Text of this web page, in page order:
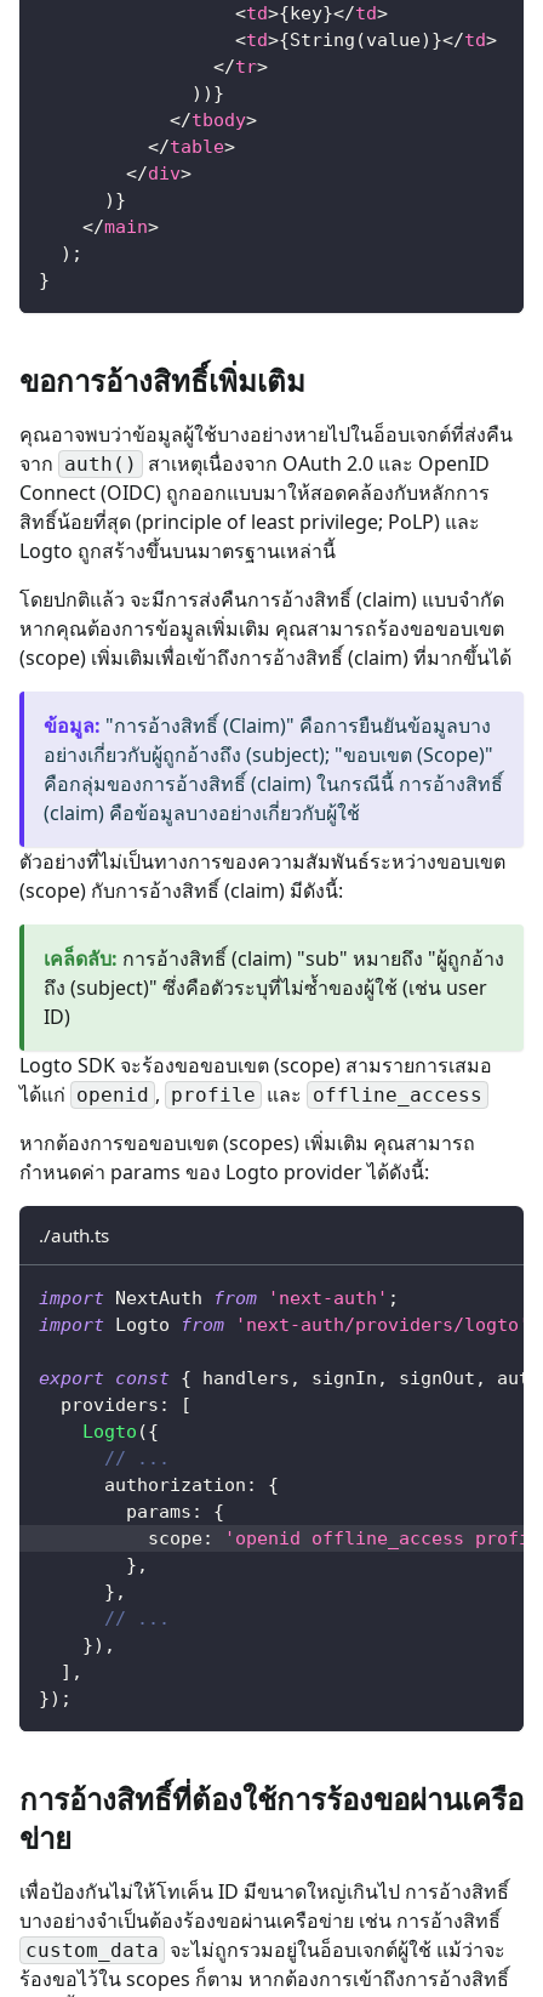
<td>{key}</td>
<td>{String (value) }</td>
</tr>
) ) }
</tbody>
</table>
</div>
) }
</main>
) ;
}
ขอการอ้างสิทธิ์เพิ่มเติม
คุณอาจพบว่าข้อมูลผู้ใช้บางอย่างหายไปในอ็อบเจกต์ที่ส่งคืน
จาก auth()
สาเหตุเนื่องจาก OAuth 2.0 และ OpenID
Connect (OIDC) ถูกออกแบบมาให้สอดคล้องกับหลักการ
สิทธิ์น้อยที่สุด (principle of least privilege; PoLP) และ
Logto ถูกสร้างขึ้นบนมาตรฐานเหล่านี้
โดยปกติแล้ว จะมีการส่งคืนการอ้างสิทธิ์ (claim) แบบจำกัด
หากคุณต้องการข้อมูลเพิ่มเติม คุณสามารถร้องขอขอบเขต
(scope) เพิ่มเติมเพื่อเข้าถึงการอ้างสิทธิ์ (claim) ที่มากขึ้นได้
ข้อมูล: "การอ้างสิทธิ์ (Claim)" คือการยืนยันข้อมูลบาง
อย่างเกี่ยวกับผู้ถูกอ้างถึง (subject); "ขอบเขต (Scope)"
คือกลุ่มของการอ้างสิทธิ์ (claim) ในกรณีนี้ การอ้างสิทธิ์
(claim) คือข้อมูลบางอย่างเกี่ยวกับผู้ใช้
ตัวอย่างที่ไม่เป็นทางการของความสัมพันธ์ระหว่างขอบเขต
(scope) กับการอ้างสิทธิ์ (claim) มีดังนี้:
เคล็ดลับ: การอ้างสิทธิ์ (claim) "sub" หมายถึง "ผู้ถูกอ้าง
ถึง (subject)" ซึ่งคือตัวระบุที่ไม่ซ้ำของผู้ใช้ (เช่น user
ID)
Logto SDK จะร้องขอขอบเขต (scope) สามรายการเสมอ
ได้แก่ openid , profile และ offline_access
หากต้องการขอขอบเขต (scopes) เพิ่มเติม คุณสามารถ
กำหนดค่า params ของ Logto provider ได้ดังนี้:
./auth.ts
import NextAuth from 'next-auth' ;
import Logto from 'next-auth/providers/logto'
export const { handlers , signIn , signOut ,
  providers
:
[
Logto ({
// ...
      authorization
:
{
        params
:
{
          scope
:
'openid offline_access
} ,
} ,
// ...
}) ,
] ,
}) ;
การอ้างสิทธิ์ที่ต้องใช้การร้องขอผ่านเครือ
ข่าย
เพื่อป้องกันไม่ให้โทเค็น ID มีขนาดใหญ่เกินไป การอ้างสิทธิ์
บางอย่างจำเป็นต้องร้องขอผ่านเครือข่าย เช่น การอ้างสิทธิ์
custom_data จะไม่ถูกรวมอยู่ในอ็อบเจกต์ผู้ใช้ แม้ว่าจะ
ร้องขอไว้ใน scopes ก็ตาม หากต้องการเข้าถึงการอ้างสิทธิ์